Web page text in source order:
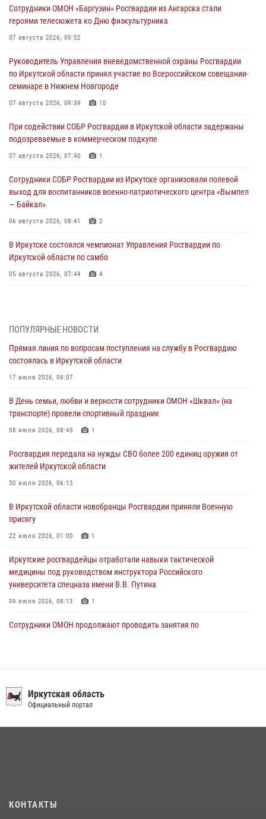
Сотрудники ОМОН «Баргузин» Росгвардии из Ангарска стали
героями телесюжета ко Дню физкультурника
07 августа 2026, 09:52
Руководитель Управления вневедомственной охраны Росгвардии
по Иркутской области принял участие во Всероссийском совещании-
семинаре в Нижнем Новгороде
07 августа 2026, 09:39 10
При содействии СОБР Росгвардии в Иркутской области задержаны
подозреваемые в коммерческом подкупе
07 августа 2026, 07:40 1
Сотрудники СОБР Росгвардии из Иркутске организовали полевой
выход для воспитанников военно-патриотического центра «Вымпел
— Байкал»
06 августа 2026, 08:41 2
В Иркутске состоялся чемпионат Управления Росгвардии по
Иркутской области по самбо
05 августа 2026, 07:44 4
04 августа 2026, 07:14 3
Росгвардейцы потушили загоревшийся автомобиль в Иркутске
03 августа 2026, 04:55
Дню Воздушно-десантных войск в Иркутской области
03 августа 2026, 03:32
сердца к сердцу» (видео)
31 июля 2026, 04:37
пропавшую пожилую женщину в Иркутске
30 июля 2026, 07:37
ПОПУЛЯРНЫЕ НОВОСТИ
Прямая линия по вопросам поступления на службу в Росгвардию
состоялась в Иркутской области
17 июля 2026, 09:07
В День семьи, любви и верности сотрудники ОМОН «Шквал» (на
транспорте) провели спортивный праздник
08 июля 2026, 08:45 1
Росгвардия передала на нужды СВО более 200 единиц оружия от
жителей Иркутской области
30 июля 2026, 06:13
В Иркутской области новобранцы Росгвардии приняли Военную
присягу
22 июля 2026, 01:00 1
Иркутские росгвардейцы отработали навыки тактической
медицины под руководством инструктора Российского
университета спецназа имени В.В. Путина
09 июля 2026, 08:13 1
Сотрудники ОМОН продолжают проводить занятия по
преступной группы, организовавшей бизнес по оказанию интим-
услуг
приняли участие в благотворительной акции
Иркутская область
Официальный портал
КОНТАКТЫ